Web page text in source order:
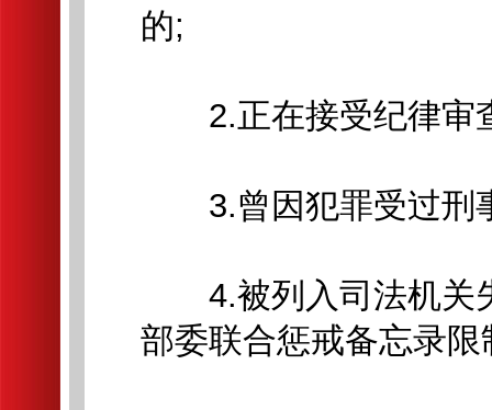
的;
2.正在接受纪律审
3.曾因犯罪受过刑
4.被列入司法机关失
部委联合惩戒备忘录